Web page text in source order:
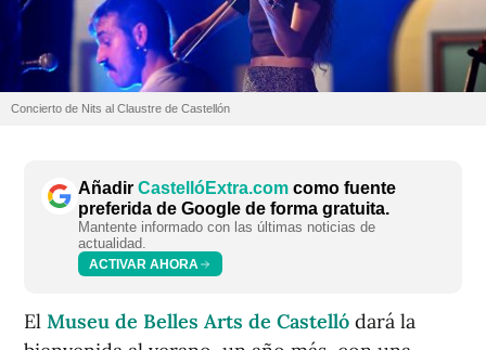
Concierto de Nits al Claustre de Castellón
Añadir CastellóExtra.com como fuente
preferida de Google de forma gratuita.
Mantente informado con las últimas noticias de
actualidad.
ACTIVAR AHORA
El Museu de Belles Arts de Castelló dará la